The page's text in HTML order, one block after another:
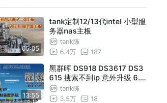
05:05
tank定制12/13代intel 小型服
务器nas主板
tank陈
6.4万
187
13:55
黑群晖 DS918 DS3617 DS3
615 搜索不到ip 意外升级 6.2.
4 错误升级到最新版本搜索不
到ip 无损数据 重置系统 重装
tank陈
3.5万
18